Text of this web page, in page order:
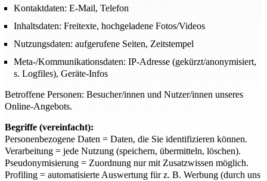
Kontaktdaten: E-Mail, Telefon
Inhaltsdaten: Freitexte, hochgeladene Fotos/Videos
Nutzungsdaten: aufgerufene Seiten, Zeitstempel
Meta-/Kommunikationsdaten: IP-Adresse (gekürzt/anonymisiert,
s. Logfiles), Geräte-Infos
Betroffene Personen: Besucher/innen und Nutzer/innen unseres
Online-Angebots.
Begriffe (vereinfacht):
Personenbezogene Daten = Daten, die Sie identifizieren können.
Verarbeitung = jede Nutzung (speichern, übermitteln, löschen).
Pseudonymisierung = Zuordnung nur mit Zusatzwissen möglich.
Profiling = automatisierte Auswertung für z. B. Werbung (durch uns